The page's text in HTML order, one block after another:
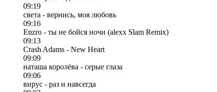
09:19
света - вернись, моя любовь
09:16
Enzro - ты не бойся ночи (alexx Slam Remix)
09:13
Crash Adams - New Heart
09:09
наташа королёва - серые глаза
09:06
вирус - раз и навсегда